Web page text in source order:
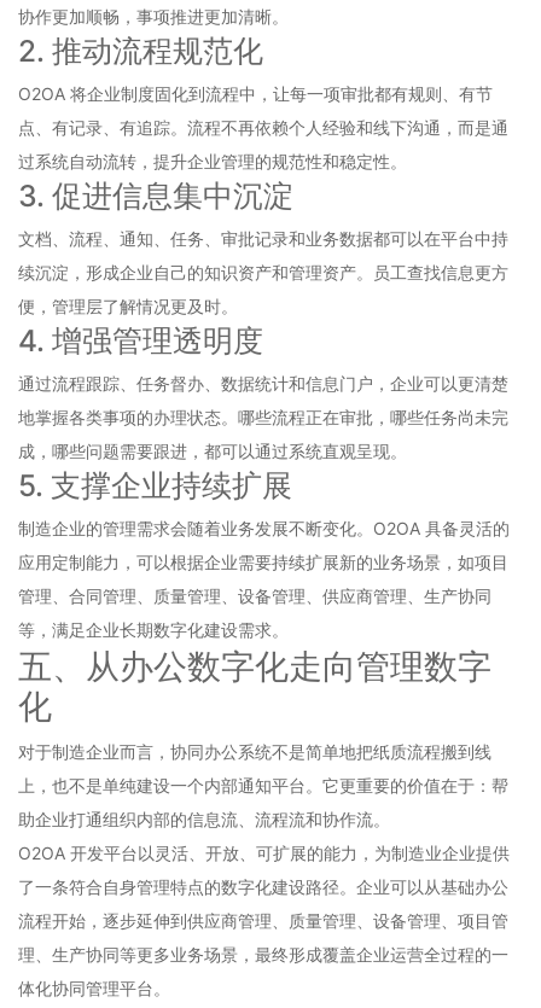
协作更加顺畅，事项推进更加清晰。
2. 推动流程规范化
O2OA 将企业制度固化到流程中，让每一项审批都有规则、有节
点、有记录、有追踪。流程不再依赖个人经验和线下沟通，而是通
过系统自动流转，提升企业管理的规范性和稳定性。
3. 促进信息集中沉淀
文档、流程、通知、任务、审批记录和业务数据都可以在平台中持
续沉淀，形成企业自己的知识资产和管理资产。员工查找信息更方
便，管理层了解情况更及时。
4. 增强管理透明度
通过流程跟踪、任务督办、数据统计和信息门户，企业可以更清楚
地掌握各类事项的办理状态。哪些流程正在审批，哪些任务尚未完
成，哪些问题需要跟进，都可以通过系统直观呈现。
5. 支撑企业持续扩展
制造企业的管理需求会随着业务发展不断变化。O2OA 具备灵活的
应用定制能力，可以根据企业需要持续扩展新的业务场景，如项目
管理、合同管理、质量管理、设备管理、供应商管理、生产协同
等，满足企业长期数字化建设需求。
五、从办公数字化走向管理数字
化
对于制造企业而言，协同办公系统不是简单地把纸质流程搬到线
上，也不是单纯建设一个内部通知平台。它更重要的价值在于：帮
助企业打通组织内部的信息流、流程流和协作流。
O2OA 开发平台以灵活、开放、可扩展的能力，为制造业企业提供
了一条符合自身管理特点的数字化建设路径。企业可以从基础办公
流程开始，逐步延伸到供应商管理、质量管理、设备管理、项目管
理、生产协同等更多业务场景，最终形成覆盖企业运营全过程的一
体化协同管理平台。